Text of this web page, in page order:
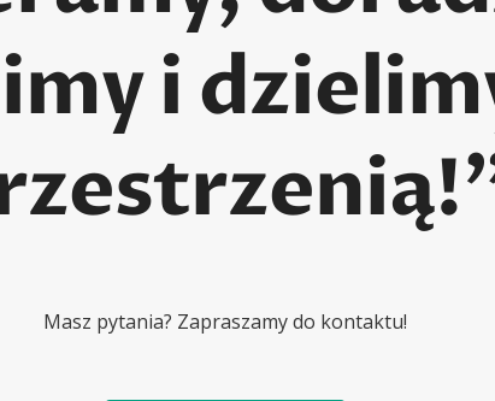
i
Masz pytania? Zapraszamy do kontaktu!